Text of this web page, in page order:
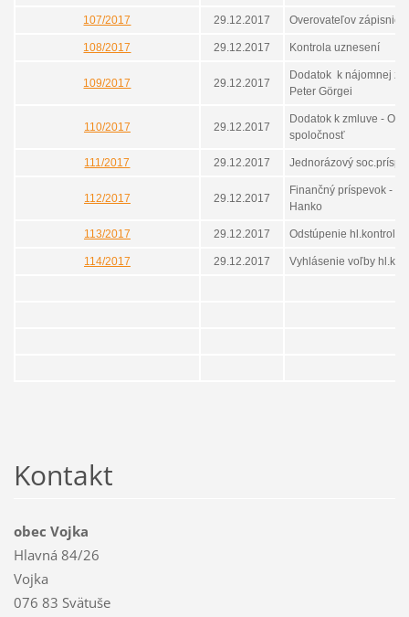
107/2017 29.12.2017 Overovateľov zápisnice
108/2017 29.12.2017 Kontrola uznesení
109/2017 29.12.2017
Dodatok k nájomnej
Peter Görgei
110/2017 29.12.2017
Dodatok k zmluve -
spoločnosť
111/2017 29.12.2017 Jednorázový
112/2017 29.12.2017
Finančný príspevok -
Hanko
113/2017 29.12.2017 Odstúpenie
114/2017 29.12.2017 Vyhlásenie voľby
Kontakt
obec Vojka
Hlavná 84/26
Vojka
076 83 Svätuše